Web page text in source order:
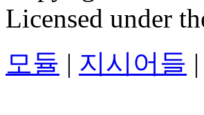
Licensed under
모듈 | 지시어들